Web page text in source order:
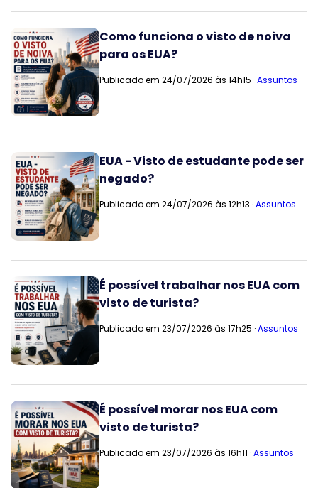
Como funciona o visto de noiva
para os EUA?
Publicado em 24/07/2026 às 14h15 ·Assuntos
EUA - Visto de estudante pode ser
negado?
Publicado em 24/07/2026 às 12h13 ·Assuntos
É possível trabalhar nos EUA com
visto de turista?
Publicado em 23/07/2026 às 17h25 ·Assuntos
É possível morar nos EUA com
visto de turista?
Publicado em 23/07/2026 às 16h11 ·Assuntos